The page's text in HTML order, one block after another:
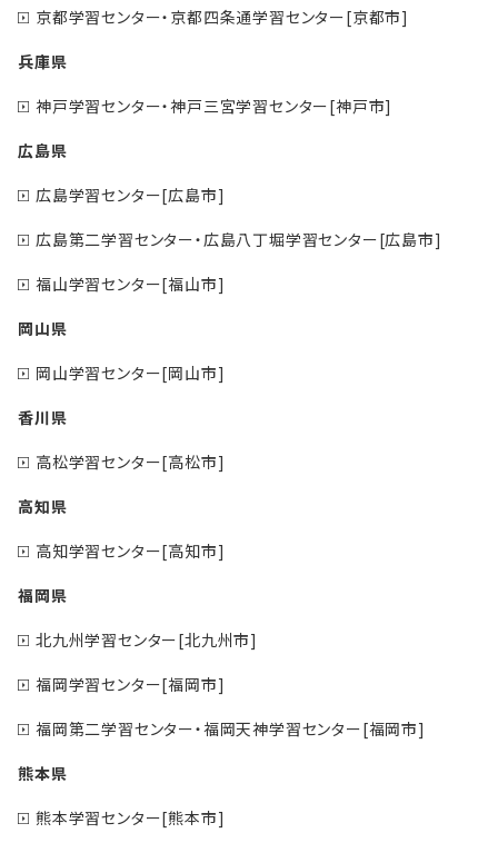
京都学習センター・京都四条通学習センター[京都市]
兵庫県
神戸学習センター・神戸三宮学習センター[神戸市]
広島県
広島学習センター[広島市]
広島第二学習センター・広島八丁堀学習センター[広島市]
福山学習センター[福山市]
岡山県
岡山学習センター[岡山市]
香川県
高松学習センター[高松市]
高知県
高知学習センター[高知市]
福岡県
北九州学習センター[北九州市]
福岡学習センター[福岡市]
福岡第二学習センター・福岡天神学習センター[福岡市]
熊本県
熊本学習センター[熊本市]